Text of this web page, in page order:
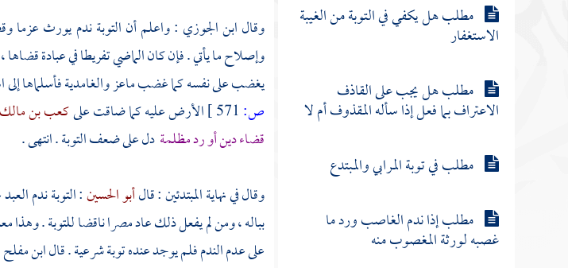
مطلب هل يكفي في التوبة من الغيبة
الاستغفار
مطلب هل يجب على القاذف
الاعتراف بما فعل إذا سأله المقذوف أم لا
مطلب في توبة المرابي والمبتدع
مطلب إذا ندم الغاصب ورد ما
غصبه لورثة المغصوب منه
وقالابن الجوزي : واعلم أن التوبة ندم يورث عزما
وإصلاح ما يأتي . فإن كان الماضي تفريطا في عبادة
يغضب على نفسه كما غضبماعزوالغامديةفأسلماها
ص:
الأرض عليه كما ضاقت علىكعب بن مالك
قضاء دين أو رد مظلمةدل على ضعف التوبة . انتهى .
وقال في نهاية المبتدئين : قالأبو الحسين: التوبة ندم
بباله ، ومن لم يفعل ذلك عاد مصرا ناقضا للتوبة . وهذا
على عدم الندم فلم يوجد عنده توبة شرعية . قالابن مفلح